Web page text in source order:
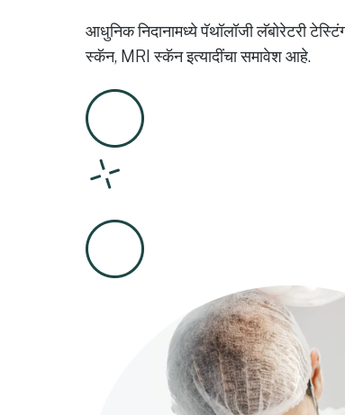
आधुनिक निदानामध्ये पॅथॉलॉजी लॅबोरेटरी
स्कॅन, MRI स्कॅन इत्यादींचा समावेश आहे.